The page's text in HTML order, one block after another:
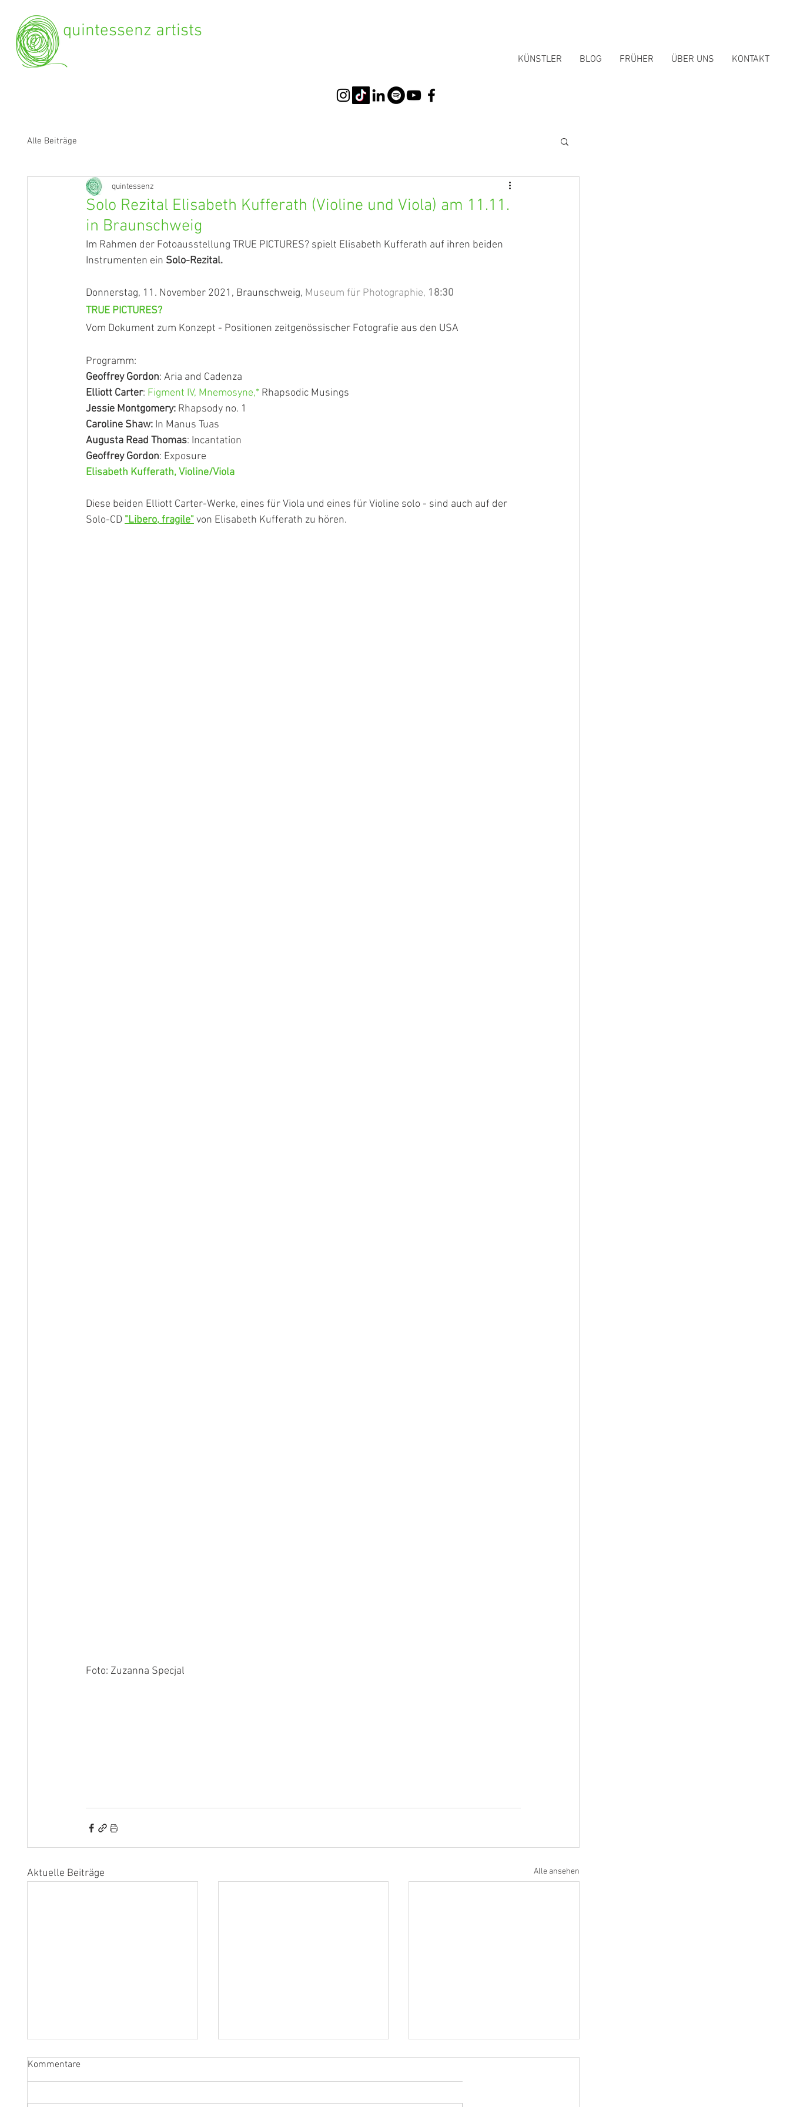
quintessenz artists
KÜNSTLER BLOG FRÜHER ÜBER UNS KONTAKT
Alle Beiträge
Solo Rezital Elisabeth Kufferath (Violine und Viola) am 11.11.
in Braunschweig
quintessenz
Im Rahmen der Fotoausstellung TRUE PICTURES? spielt Elisabeth Kufferath auf ihren beiden
Instrumenten ein Solo-Rezital.
Donnerstag, 11. November 2021, Braunschweig, Museum für Photographie, 18:30
TRUE PICTURES?
Vom Dokument zum Konzept - Positionen zeitgenössischer Fotografie aus den USA
Programm:
Geoffrey Gordon: Aria and Cadenza
Elliott Carter: Figment IV, Mnemosyne,* Rhapsodic Musings
Jessie Montgomery: Rhapsody no. 1
Caroline Shaw: In Manus Tuas
Augusta Read Thomas: Incantation
Geoffrey Gordon: Exposure
Elisabeth Kufferath, Violine/Viola
Diese beiden Elliott Carter-Werke, eines für Viola und eines für Violine solo - sind auch auf der
Solo-CD "Libero, fragile" von Elisabeth Kufferath zu hören.
Foto: Zuzanna Specjal
Aktuelle Beiträge Alle ansehen
Kommentare